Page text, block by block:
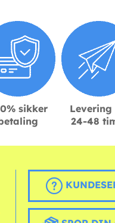
sikker
Levering
24-48